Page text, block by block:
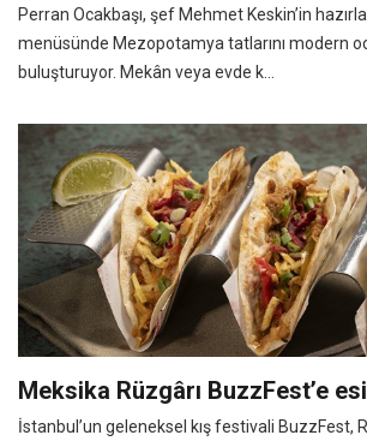
Perran Ocakbaşı, şef Mehmet Keskin’in
menüsünde Mezopotamya tatlarını modern
buluşturuyor. Mekân veya evde k...
Meksika Rüzgârı BuzzFest’e
İstanbul’un geleneksel kış festivali BuzzFest,